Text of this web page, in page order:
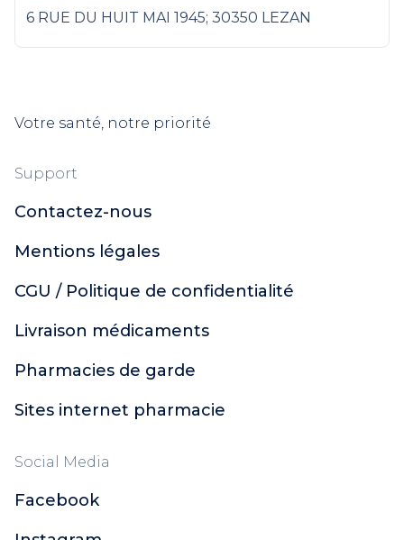
6 RUE DU HUIT MAI 1945; 30350 LEZAN
Votre santé, notre priorité
Support
Contactez-nous
Mentions légales
CGU / Politique de confidentialité
Livraison médicaments
Pharmacies de garde
Sites internet pharmacie
Social Media
Facebook